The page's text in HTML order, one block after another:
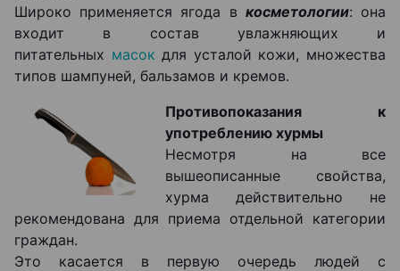
Широко применяется ягода в косметологии: она
входит в состав увлажняющих и
питательных масок для усталой кожи, множества
типов шампуней, бальзамов и кремов.
Противопоказания к
употреблению хурмы
Несмотря на все
вышеописанные свойства,
хурма действительно не
рекомендована для приема отдельной категории
граждан.
Это касается в первую очередь людей с